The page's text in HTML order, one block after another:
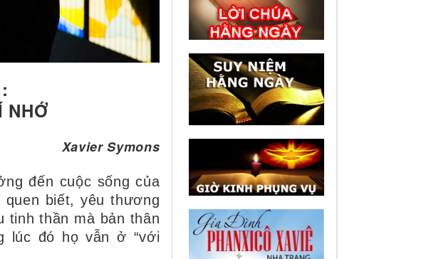
NHỚ
Xavier Symons
đến cuộc sống của
biết, yêu thương
tinh thần mà bản thân
lúc đó họ vẫn ở “với